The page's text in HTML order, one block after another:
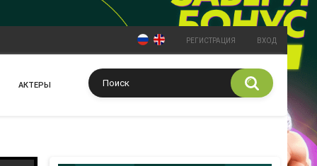
РЕГИСТРАЦИЯ ВХОД
АКТЕРЫ